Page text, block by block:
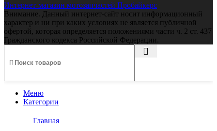
Интернет-магазин мотозапчастей Пробайкерс
Внимание. Данный интернет-сайт носит информационный
характер и ни при каких условиях не является публичной
офертой, которая определяется положениями части ч. 2 ст. 437
Гражданского кодекса Российской Федерации.
Меню
Категории
Главная